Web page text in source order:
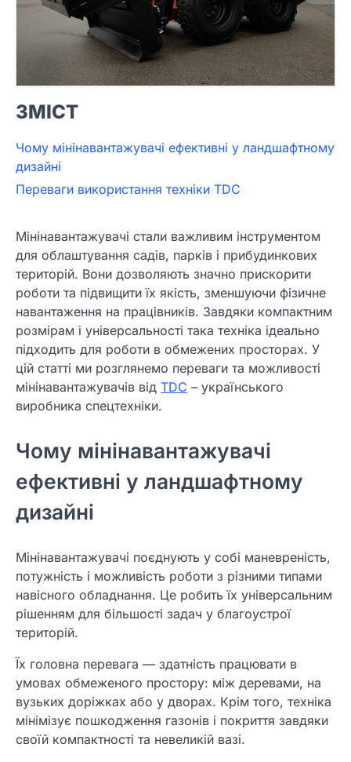
ЗМІСТ
Чому мінінавантажувачі ефективні у ландшафтному
дизайні
Переваги використання техніки TDC
Мінінавантажувачі стали важливим інструментом
для облаштування садів, парків і прибудинкових
територій. Вони дозволяють значно прискорити
роботи та підвищити їх якість, зменшуючи фізичне
навантаження на працівників. Завдяки компактним
розмірам і універсальності така техніка ідеально
підходить для роботи в обмежених просторах. У
цій статті ми розглянемо переваги та можливості
мінінавантажувачів від TDC – українського
виробника спецтехніки.
Чому мінінавантажувачі
ефективні у ландшафтному
дизайні
Мінінавантажувачі поєднують у собі маневреність,
потужність і можливість роботи з різними типами
навісного обладнання. Це робить їх універсальним
рішенням для більшості задач у благоустрої
територій.
Їх головна перевага — здатність працювати в
умовах обмеженого простору: між деревами, на
вузьких доріжках або у дворах. Крім того, техніка
мінімізує пошкодження газонів і покриття завдяки
своїй компактності та невеликій вазі.